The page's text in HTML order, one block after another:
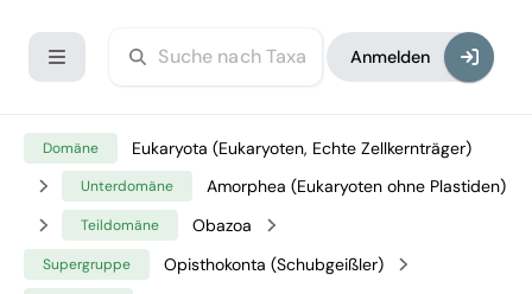
Anmelden
Domäne Eukaryota (Eukaryoten, Echte Zellkernträger)
Unterdomäne Amorphea (Eukaryoten ohne Plastiden)
Teildomäne Obazoa
Supergruppe Opisthokonta (Schubgeißler)